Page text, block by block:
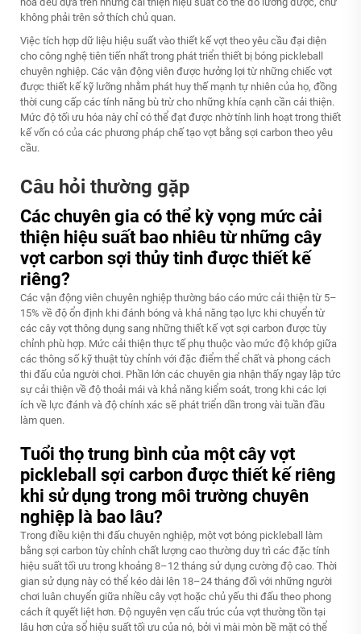
không phải trên sở thích chủ quan.
Việc tích hợp dữ liệu hiệu suất vào thiết kế vợt theo yêu cầu đại diện
cho công nghệ tiên tiến nhất trong phát triển thiết bị bóng pickleball
chuyên nghiệp. Các vận động viên được hưởng lợi từ những chiếc vợt
được thiết kế kỹ lưỡng nhằm phát huy thế mạnh tự nhiên của họ, đồng
thời cung cấp các tính năng bù trừ cho những khía cạnh cần cải thiện.
Mức độ tối ưu hóa này chỉ có thể đạt được nhờ tính linh hoạt trong thiết
kế vốn có của các phương pháp chế tạo vợt bằng sợi carbon theo yêu
cầu.
Câu hỏi thường gặp
Các chuyên gia có thể kỳ vọng mức cải
thiện hiệu suất bao nhiêu từ những cây
vợt carbon sợi thủy tinh được thiết kế
riêng?
Các vận động viên chuyên nghiệp thường báo cáo mức cải thiện từ 5–
15% về độ ổn định khi đánh bóng và khả năng tạo lực khi chuyển từ
các cây vợt thông dụng sang những thiết kế vợt sợi carbon được tùy
chỉnh phù hợp. Mức cải thiện thực tế phụ thuộc vào mức độ khớp giữa
các thông số kỹ thuật tùy chỉnh với đặc điểm thể chất và phong cách
thi đấu của người chơi. Phần lớn các chuyên gia nhận thấy ngay lập tức
sự cải thiện về độ thoải mái và khả năng kiểm soát, trong khi các lợi
ích về lực đánh và độ chính xác sẽ phát triển dần trong vài tuần đầu
làm quen.
Tuổi thọ trung bình của một cây vợt
pickleball sợi carbon được thiết kế riêng
khi sử dụng trong môi trường chuyên
nghiệp là bao lâu?
Trong điều kiện thi đấu chuyên nghiệp, một vợt bóng pickleball làm
bằng sợi carbon tùy chỉnh chất lượng cao thường duy trì các đặc tính
hiệu suất tối ưu trong khoảng 8–12 tháng sử dụng cường độ cao. Thời
gian sử dụng này có thể kéo dài lên 18–24 tháng đối với những người
chơi luân chuyển giữa nhiều cây vợt hoặc chủ yếu thi đấu theo phong
cách ít quyết liệt hơn. Độ nguyên vẹn cấu trúc của vợt thường tồn tại
lâu hơn cửa sổ hiệu suất tối ưu của nó, bởi vì mài mòn bề mặt có thể